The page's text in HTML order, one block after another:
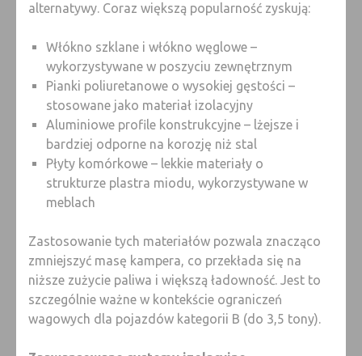
alternatywy. Coraz większą popularność zyskują:
Włókno szklane i włókno węglowe –
wykorzystywane w poszyciu zewnętrznym
Pianki poliuretanowe o wysokiej gęstości –
stosowane jako materiał izolacyjny
Aluminiowe profile konstrukcyjne – lżejsze i
bardziej odporne na korozję niż stal
Płyty komórkowe – lekkie materiały o
strukturze plastra miodu, wykorzystywane w
meblach
Zastosowanie tych materiałów pozwala znacząco
zmniejszyć masę kampera, co przekłada się na
niższe zużycie paliwa i większą ładowność. Jest to
szczególnie ważne w kontekście ograniczeń
wagowych dla pojazdów kategorii B (do 3,5 tony).